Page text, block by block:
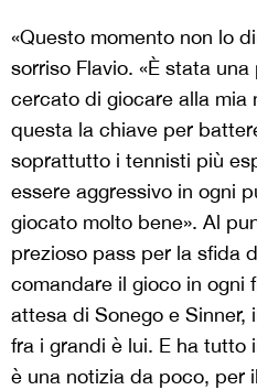
«Questo momento non lo
sorriso Flavio. «È stata
cercato di giocare alla mia
questa la chiave per
soprattutto i tennisti più
essere aggressivo in ogni
giocato molto bene». Al
prezioso pass per la sfida
comandare il gioco in ogni
attesa di Sonego e Sinner,
fra i grandi è lui. E ha tutto
è una notizia da poco, per